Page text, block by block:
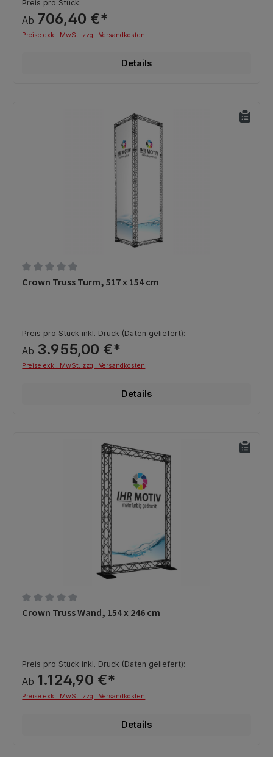
Preis pro Stück:
Ab 706,40 €*
Preise exkl. MwSt. zzgl. Versandkosten
Details
Durchschnittliche Bewertung von 0 von 5 Sternen
Crown Truss Turm, 517 x 154 cm
Preis pro Stück inkl. Druck (Daten geliefert):
Ab 3.955,00 €*
Preise exkl. MwSt. zzgl. Versandkosten
Details
Durchschnittliche Bewertung von 0 von 5 Sternen
Crown Truss Wand, 154 x 246 cm
Preis pro Stück inkl. Druck (Daten geliefert):
Ab 1.124,90 €*
Preise exkl. MwSt. zzgl. Versandkosten
Details